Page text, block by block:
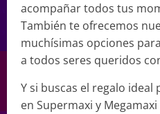
acompañar todos tus
También te ofrecemos
muchísimas opciones
a todos seres queridos
Y si buscas el regalo
en Supermaxi y